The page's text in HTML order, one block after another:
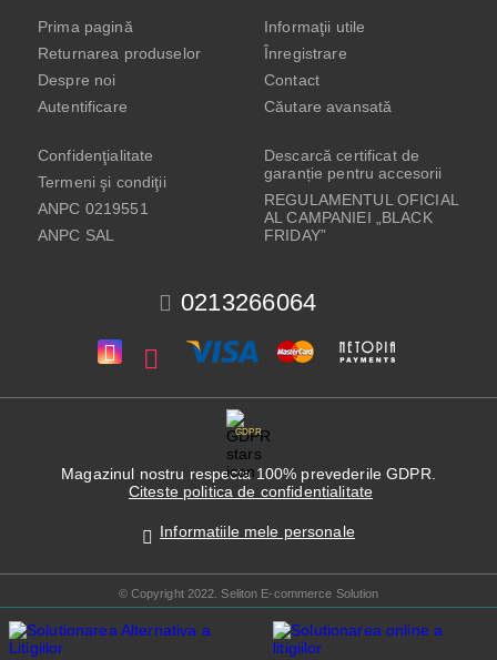
0213266064
Prima pagină
Returnarea produselor
Despre noi
Autentificare
Informaţii utile
Înregistrare
Contact
Căutare avansată
Confidenţialitate
Termeni şi condiţii
ANPC 0219551
ANPC SAL
Descarcă certificat de
garanție pentru accesorii
REGULAMENTUL OFICIAL
AL CAMPANIEI „BLACK
FRIDAY”
GDPR
Magazinul nostru respecta 100% prevederile GDPR.
Citeste politica de confidentialitate
Informatiile mele personale
© Copyright 2022. Seliton E-commerce Solution